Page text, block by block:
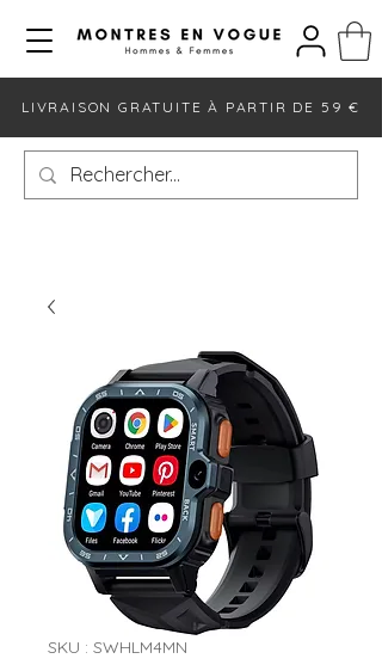
LIVRAISON GRATUITE À PARTIR DE 59 €
SKU : SWHLM4MN